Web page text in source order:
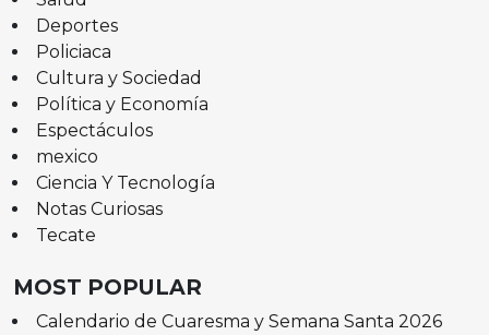
Deportes
Policiaca
Cultura y Sociedad
Política y Economía
Espectáculos
mexico
Ciencia Y Tecnología
Notas Curiosas
Tecate
MOST POPULAR
Calendario de Cuaresma y Semana Santa 2026